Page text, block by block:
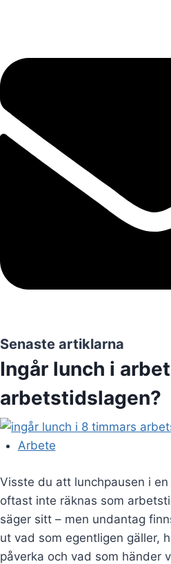
Senaste artiklarna
Ingår lunch i
arbetstidslagen?
Arbete
Visste du att lunchpausen i
oftast inte räknas som
säger sitt – men undantag
ut vad som egentligen gäller,
påverka och vad som händer